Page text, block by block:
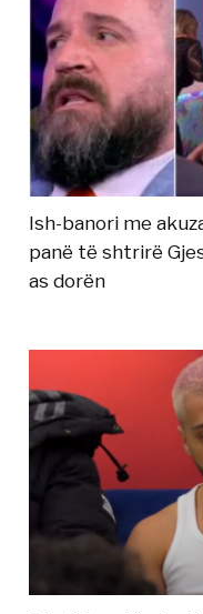
Ish-banori me
panë të shtrirë
as dorën